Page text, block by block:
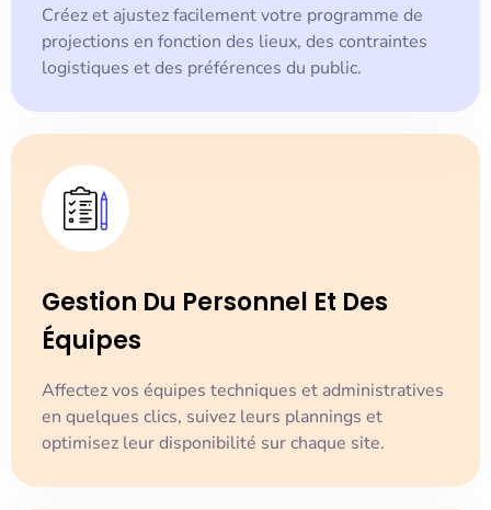
Créez et ajustez facilement votre programme de
projections en fonction des lieux, des contraintes
logistiques et des préférences du public.
Gestion Du Personnel Et Des
Équipes
Affectez vos équipes techniques et administratives
en quelques clics, suivez leurs plannings et
optimisez leur disponibilité sur chaque site.